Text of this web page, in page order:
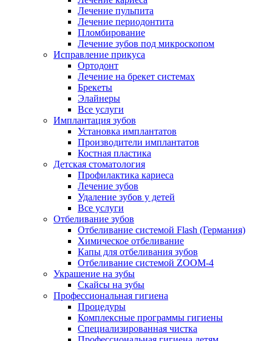
Лечение пульпита
Лечение периодонтита
Пломбирование
Лечение зубов под микроскопом
Исправление прикуса
Ортодонт
Лечение на брекет системах
Брекеты
Элайнеры
Все услуги
Имплантация зубов
Установка имплантатов
Производители имплантатов
Костная пластика
Детская стоматология
Профилактика кариеса
Лечение зубов
Удаление зубов у детей
Все услуги
Отбеливание зубов
Отбеливание системой Flash (Германия)
Химическое отбеливание
Капы для отбеливания зубов
Отбеливание системой ZOOM-4
Украшение на зубы
Скайсы на зубы
Профессиональная гигиена
Процедуры
Комплексные программы гигиены
Специализированная чистка